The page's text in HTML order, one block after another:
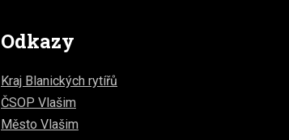
Odkazy
Kraj Blanických rytířů
ČSOP Vlašim
Město Vlašim